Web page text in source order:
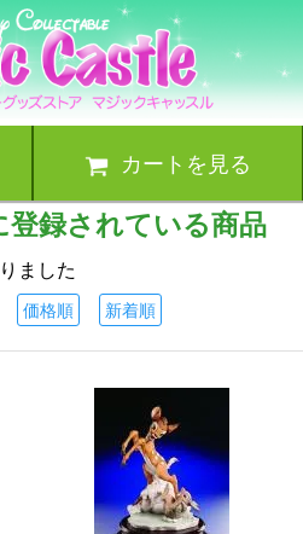
カートを見る
登録されている商品
ました
価格順 新着順